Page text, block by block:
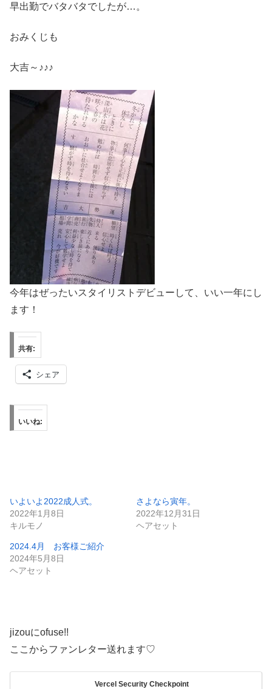
早出勤でバタバタでしたが…。
おみくじも
大吉～♪♪♪
今年はぜったいスタイリストデビューして、いい一年にし
ます！
共有:
シェア
いいね:
いよいよ2022成人式。
2022年1月8日
キルモノ
さよなら寅年。
2022年12月31日
ヘアセット
2024.4月 お客様ご紹介
2024年5月8日
ヘアセット
jizouにofuse!!
ここからファンレター送れます♡
Vercel Security Checkpoint